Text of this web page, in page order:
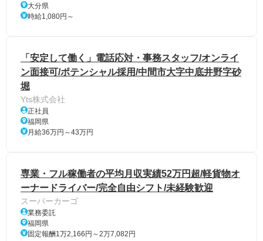
大分県
時給1,080円～
「安定して働く」電話応対・事務スタッフ/オンライ
ン面接可/ポテンシャル採用/中間市大字中底井野字砂
堀
Yts株式会社
正社員
福岡県
月給36万円～43万円
専業・フル稼働者の平均月収実績52万円超/軽貨物オ
ーナードライバー/完全自由シフト/未経験歓迎
スーパーカーゴ
業務委託
福岡県
固定報酬1万2,166円～2万7,082円